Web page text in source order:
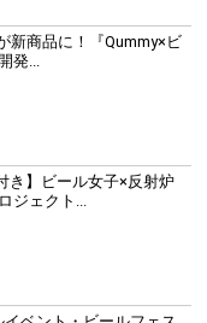
新商品に！『Qummy×ビ
発...
き】ビール女子×反射炉
ジェクト...